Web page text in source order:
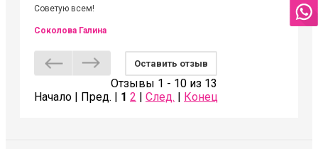
Советую всем!
Соколова Галина
Оставить отзыв
Отзывы 1 - 10 из 13
Начало | Пред. | 1 2 | След. | Конец